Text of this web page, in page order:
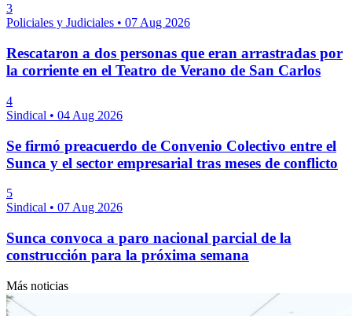
3
Policiales y Judiciales • 07 Aug 2026
Rescataron a dos personas que eran arrastradas por
la corriente en el Teatro de Verano de San Carlos
4
Sindical • 04 Aug 2026
Se firmó preacuerdo de Convenio Colectivo entre el
Sunca y el sector empresarial tras meses de conflicto
5
Sindical • 07 Aug 2026
Sunca convoca a paro nacional parcial de la
construcción para la próxima semana
Más noticias